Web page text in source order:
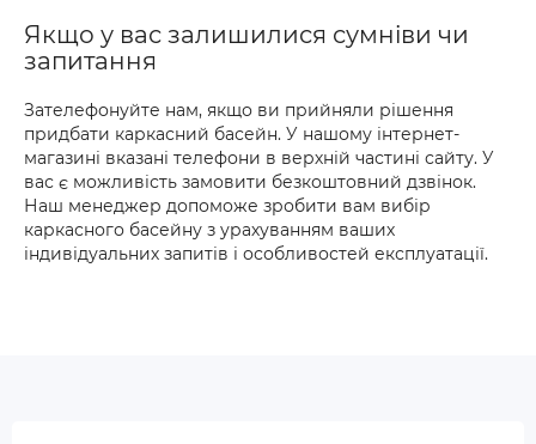
Якщо у вас залишилися сумніви чи
запитання
Зателефонуйте нам, якщо ви прийняли рішення
придбати каркасний басейн. У нашому інтернет-
магазині вказані телефони в верхній частині сайту. У
вас є можливість замовити безкоштовний дзвінок.
Наш менеджер допоможе зробити вам вибір
каркасного басейну з урахуванням ваших
індивідуальних запитів і особливостей експлуатації.